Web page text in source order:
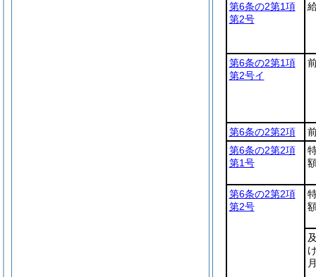
第6条の2第1項
第2号
第6条の2第1項
第2号イ
第6条の2第2項
第6条の2第2項
第1号
第6条の2第2項
第2号